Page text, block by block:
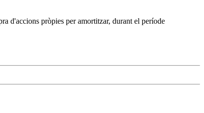
d'accions pròpies per amortitzar, durant el període